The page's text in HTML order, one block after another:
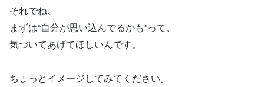
それでね、
まずは“自分が思い込んでるかも”って、
気づいてあげてほしいんです。
ちょっとイメージしてみてください。